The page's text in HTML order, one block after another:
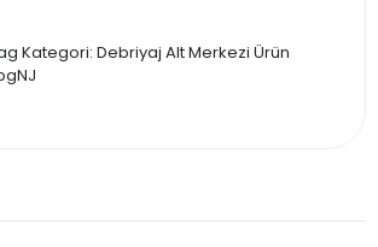
Kategori: Debriyaj Alt Merkezi Ürün